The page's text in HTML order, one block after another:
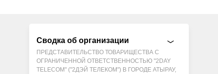
Сводка об организации
ПРЕДСТАВИТЕЛЬСТВО ТОВАРИЩЕСТВА С
ОГРАНИЧЕННОЙ ОТВЕТСТВЕННОСТЬЮ "2DAY
TELECOM" ("2ДЭЙ ТЕЛЕКОМ") В ГОРОДЕ АТЫРАУ,